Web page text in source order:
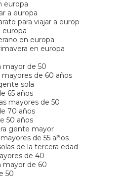
europa
a europa
para viajar a europ
europa
en europa
en europa
mayor de 50
mayores de 60 años
sola
65 años
mayores de 50
70 años
50 años
gente mayor
de 55 años
de la tercera edad
de 40
mayor de 60
50